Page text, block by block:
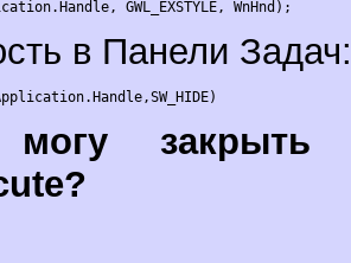
GWL_EXSTYLE, WnHnd);
в Панели Задач:
закpыть